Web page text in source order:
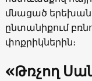
մնացած
ընտանիքում
փոքրիկներին։
«Թռչող